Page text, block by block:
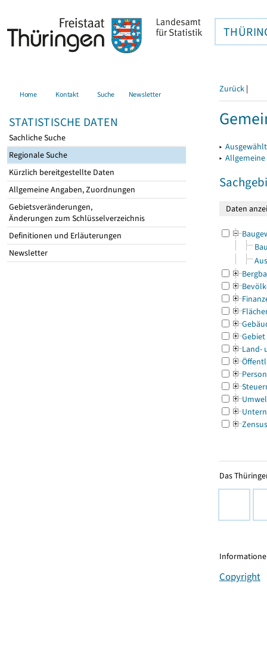
Home Kontakt Suche Newsletter
STATISTISCHE DATEN
Sachliche Suche
Regionale Suche
Kürzlich bereitgestellte Daten
Allgemeine Angaben, Zuordnungen
Gebietsveränderungen,
Änderungen zum Schlüsselverzeichnis
Definitionen und Erläuterungen
Newsletter
Zurück |
▸
▸
Gebiet
Land-
Zensus
Das
Copyright